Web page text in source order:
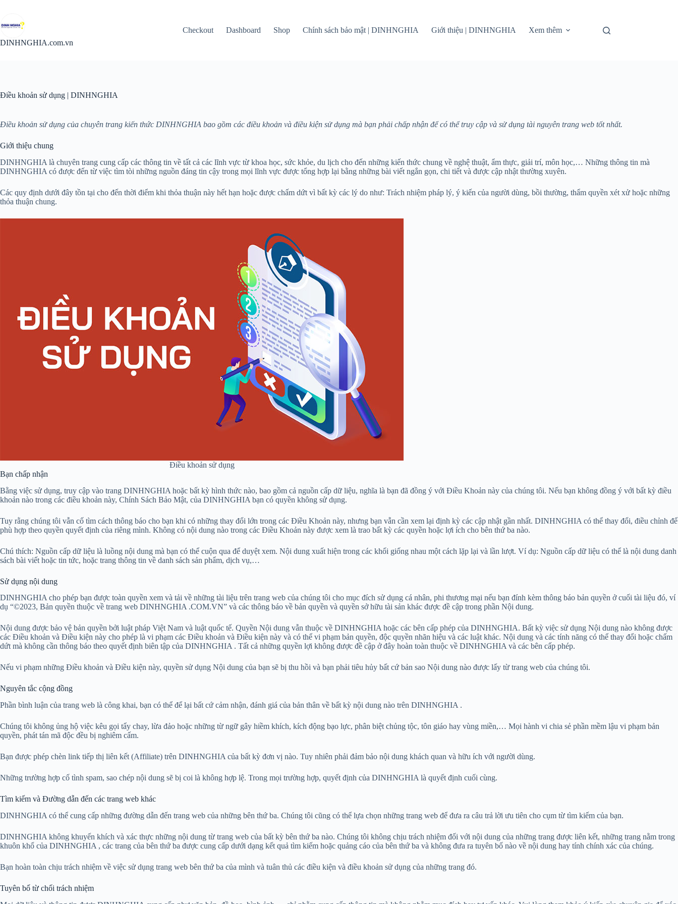
phần
nội
dung
DINHNGHIA.com.vn
Checkout Dashboard Shop Chính sách bảo mật | DINHNGHIA Giới thiệu | DINHNGHIA Xem thêm
Điều khoản sử dụng | DINHNGHIA
Điều khoản sử dụng của chuyên trang kiến thức DINHNGHIA bao gồm các điều khoản và điều kiện sử dụng mà bạn phải chấp nhận để có thể truy cập và sử dụng tài nguyên trang web tốt nhất.
Giới thiệu chung
DINHNGHIA là chuyên trang cung cấp các thông tin về tất cả các lĩnh vực từ khoa học, sức khỏe, du lịch cho đến những kiến thức chung về nghệ thuật, ẩm thực, giải trí, môn học,… Những thông tin mà
DINHNGHIA có được đến từ việc tìm tòi những nguồn đáng tin cậy trong mọi lĩnh vực được tổng hợp lại bằng những bài viết ngắn gọn, chi tiết và được cập nhật thường xuyên.
Các quy định dưới đây tồn tại cho đến thời điểm khi thỏa thuận này hết hạn hoặc được chấm dứt vì bất kỳ các lý do như: Trách nhiệm pháp lý, ý kiến của người dùng, bồi thường, thẩm quyền xét xử hoặc những
thỏa thuận chung.
Điều khoản sử dụng
Bạn chấp nhận
Bằng việc sử dụng, truy cập vào trang DINHNGHIA hoặc bất kỳ hình thức nào, bao gồm cả nguồn cấp dữ liệu, nghĩa là bạn đã đồng ý với Điều Khoản này của chúng tôi. Nếu bạn không đồng ý với bất kỳ điều
khoản nào trong các điều khoản này, Chính Sách Bảo Mật, của DINHNGHIA bạn có quyền không sử dụng.
Tuy rằng chúng tôi vẫn cố tìm cách thông báo cho bạn khi có những thay đổi lớn trong các Điều Khoản này, nhưng bạn vẫn cần xem lại định kỳ các cập nhật gần nhất. DINHNGHIA có thể thay đổi, điều chỉnh để
phù hợp theo quyền quyết định của riêng mình. Không có nội dung nào trong các Điều Khoản này được xem là trao bất kỳ các quyền hoặc lợi ích cho bên thứ ba nào.
Chú thích: Nguồn cấp dữ liệu là luồng nội dung mà bạn có thể cuộn qua để duyệt xem. Nội dung xuất hiện trong các khối giống nhau một cách lặp lại và lần lượt. Ví dụ: Nguồn cấp dữ liệu có thể là nội dung danh
sách bài viết hoặc tin tức, hoặc trang thông tin về danh sách sản phẩm, dịch vụ,…
Sử dụng nội dung
DINHNGHIA cho phép bạn được toàn quyền xem và tải về những tài liệu trên trang web của chúng tôi cho mục đích sử dụng cá nhân, phi thương mại nếu bạn đính kèm thông báo bản quyền ở cuối tài liệu đó, ví
dụ “©2023, Bản quyền thuộc về trang web DINHNGHIA .COM.VN” và các thông báo về bản quyền và quyền sở hữu tài sản khác được đề cập trong phần Nội dung.
Nội dung được bảo vệ bản quyền bởi luật pháp Việt Nam và luật quốc tế. Quyền Nội dung vẫn thuộc về DINHNGHIA hoặc các bên cấp phép của DINHNGHIA. Bất kỳ việc sử dụng Nội dung nào không được
các Điều khoản và Điều kiện này cho phép là vi phạm các Điều khoản và Điều kiện này và có thể vi phạm bản quyền, độc quyền nhãn hiệu và các luật khác. Nội dung và các tính năng có thể thay đổi hoặc chấm
dứt mà không cần thông báo theo quyết định biên tập của DINHNGHIA . Tất cả những quyền lợi không được đề cập ở đây hoàn toàn thuộc về DINHNGHIA và các bên cấp phép.
Nếu vi phạm những Điều khoản và Điều kiện này, quyền sử dụng Nội dung của bạn sẽ bị thu hồi và bạn phải tiêu hủy bất cứ bản sao Nội dung nào được lấy từ trang web của chúng tôi.
Nguyên tắc cộng đồng
Phần bình luận của trang web là công khai, bạn có thể để lại bất cứ cảm nhận, đánh giá của bản thân về bất kỳ nội dung nào trên DINHNGHIA .
Chúng tôi không ủng hộ việc kêu gọi tẩy chay, lừa đảo hoặc những từ ngữ gây hiềm khích, kích động bạo lực, phân biệt chủng tộc, tôn giáo hay vùng miền,… Mọi hành vi chia sẻ phần mềm lậu vi phạm bản
quyền, phát tán mã độc đều bị nghiêm cấm.
Bạn được phép chèn link tiếp thị liên kết (Affiliate) trên DINHNGHIA của bất kỳ đơn vị nào. Tuy nhiên phải đảm bảo nội dung khách quan và hữu ích với người dùng.
Những trường hợp cố tình spam, sao chép nội dung sẽ bị coi là không hợp lệ. Trong mọi trường hợp, quyết định của DINHNGHIA là quyết định cuối cùng.
Tìm kiếm và Đường dẫn đến các trang web khác
DINHNGHIA có thể cung cấp những đường dẫn đến trang web của những bên thứ ba. Chúng tôi cũng có thể lựa chọn những trang web để đưa ra câu trả lời ưu tiên cho cụm từ tìm kiếm của bạn.
DINHNGHIA không khuyến khích và xác thực những nội dung từ trang web của bất kỳ bên thứ ba nào. Chúng tôi không chịu trách nhiệm đối với nội dung của những trang được liên kết, những trang nằm trong
khuôn khổ của DINHNGHIA , các trang của bên thứ ba được cung cấp dưới dạng kết quả tìm kiếm hoặc quảng cáo của bên thứ ba và không đưa ra tuyên bố nào về nội dung hay tính chính xác của chúng.
Bạn hoàn toàn chịu trách nhiệm về việc sử dụng trang web bên thứ ba của mình và tuân thủ các điều kiện và điều khoản sử dụng của những trang đó.
Tuyên bố từ chối trách nhiệm